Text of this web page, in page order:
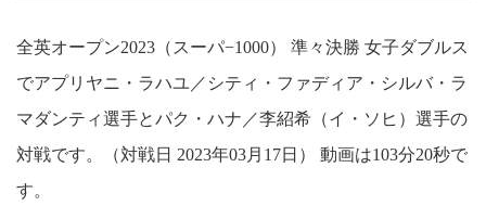
全英オープン2023（スーパ−1000） 準々決勝 女子ダブルス
でアプリヤニ・ラハユ／シティ・ファディア・シルバ・ラ
マダンティ選手とパク・ハナ／李紹希（イ・ソヒ）選手の
対戦です。（対戦日 2023年03月17日） 動画は103分20秒で
す。